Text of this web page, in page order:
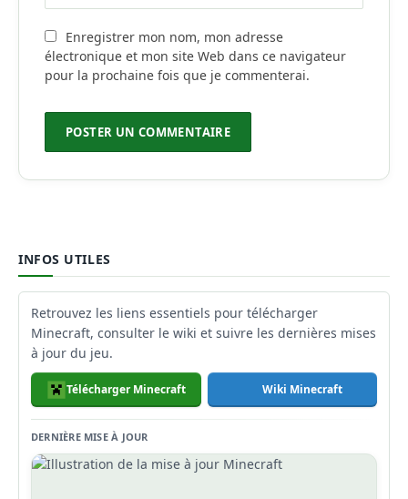
Enregistrer mon nom, mon adresse
électronique et mon site Web dans ce navigateur
pour la prochaine fois que je commenterai.
INFOS UTILES
Retrouvez les liens essentiels pour télécharger
Minecraft, consulter le wiki et suivre les dernières mises
à jour du jeu.
Télécharger Minecraft Wiki Minecraft
DERNIÈRE MISE À JOUR